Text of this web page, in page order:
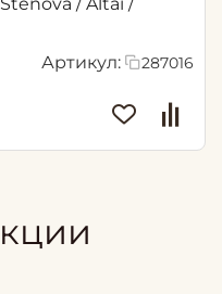
Артикул: 287016